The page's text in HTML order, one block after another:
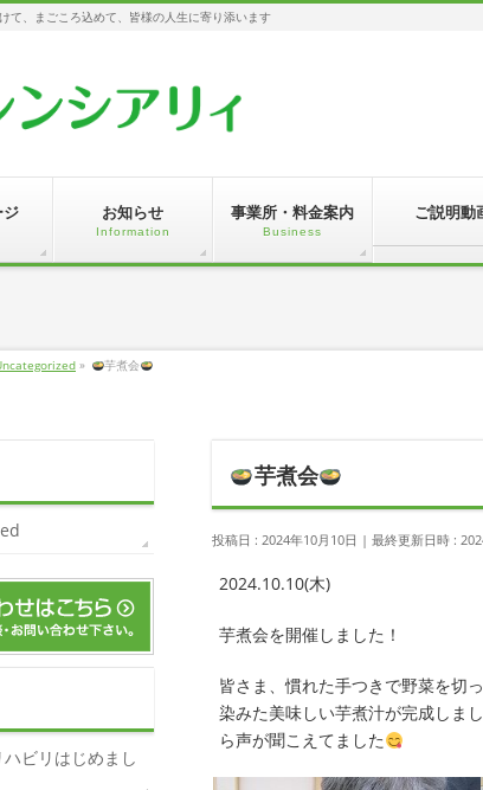
て、まごころ込めて、皆様の人生に寄り添います
ジ お知らせ
Information
事業所・料金案内
Business
ご説明動
» 芋煮会
芋煮会
投稿日 : 2024年10月10日 最終更新日時 :
2024.10.10(木)
芋煮会を開催しました！
皆さま、慣れた手つきで野菜を切
染みた美味しい芋煮汁が完成しま
ら声が聞こえてました
ビリはじめまし